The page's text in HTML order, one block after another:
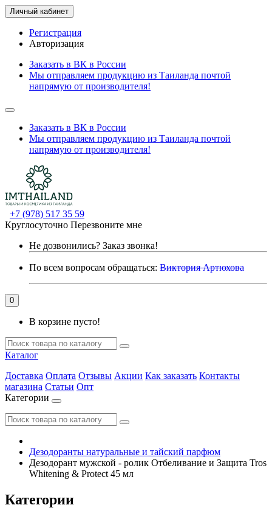
Личный кабинет
Регистрация
Авторизация
Заказать в ВК в России
Мы отправляем продукцию из Таиланда почтой
напрямую от производителя!
Заказать в ВК в России
Мы отправляем продукцию из Таиланда почтой
напрямую от производителя!
+7 (978) 517 35 59
Круглосуточно Перезвоните мне
Не дозвонились? Заказ звонка!
По всем вопросам обращаться: Виктория Артюхова
0
В корзине пусто!
Каталог
Доставка Оплата Отзывы Акции Как заказать Контакты
магазина Статьи Опт
Категории
Дезодоранты натуральные и тайский парфюм
Дезодорант мужской - ролик Отбеливание и Защита Tros
Whitening & Protect 45 мл
Категории